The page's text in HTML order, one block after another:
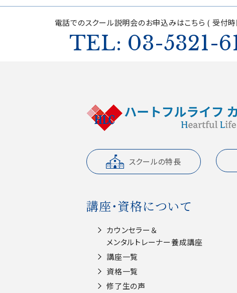
電話でのスクール説明会のお申込みはこちら ( 受付
TEL: 03-5321-
スクールの特長
講座・資格について
カウンセラー＆
メンタルトレーナー養成講座
講座一覧
資格一覧
修了生の声